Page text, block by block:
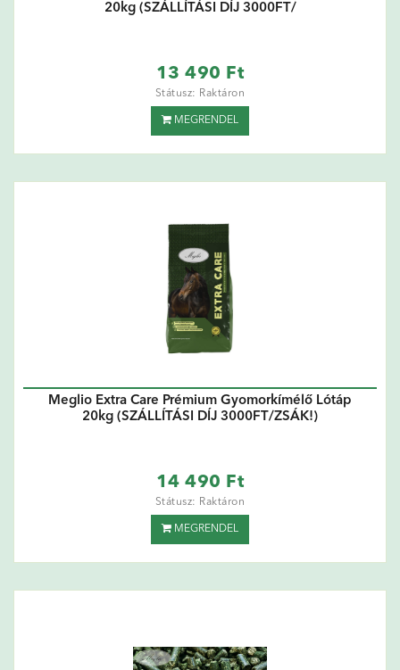
20kg (SZÁLLÍTÁSI DÍJ 3000FT/
13 490 Ft
Státusz: Raktáron
MEGRENDEL
Meglio Extra Care Prémium Gyomorkímélő Lótáp
20kg (SZÁLLÍTÁSI DÍJ 3000FT/ZSÁK!)
14 490 Ft
Státusz: Raktáron
MEGRENDEL